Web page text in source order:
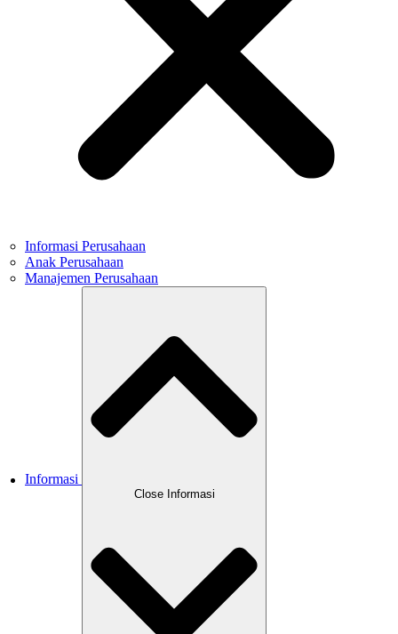
Informasi Perusahaan
Anak Perusahaan
Manajemen Perusahaan
Informasi
Close Informasi